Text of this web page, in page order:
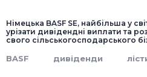
Німецька BASF SE, найбільша у
урізати дивідендні виплати та
свого сільськогосподарського
BASF дивіденди